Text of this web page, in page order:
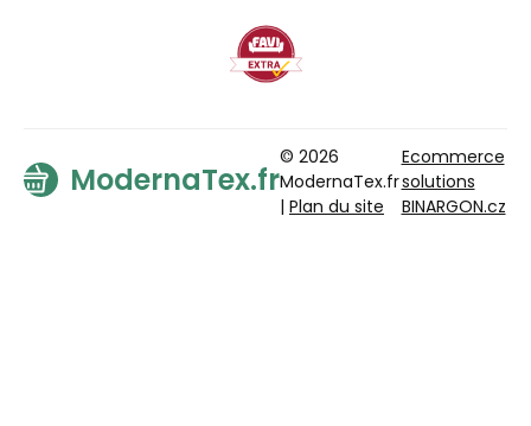
ModernaTex.fr
© 2026
ModernaTex.fr
| Plan du site
Ecommerce
solutions
BINARGON.cz